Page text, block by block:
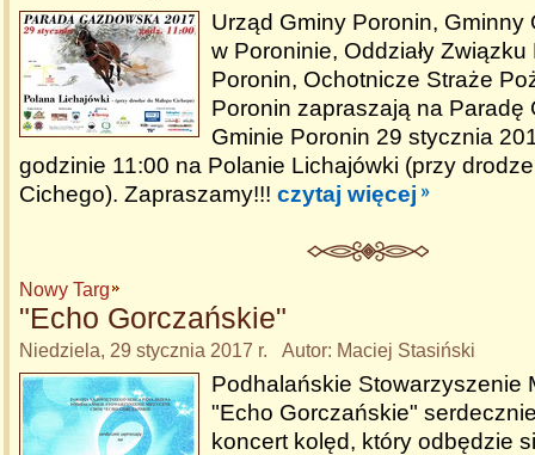
Urząd Gminy Poronin, Gminny
w Poroninie, Oddziały
Poronin, Ochotnicze Straże
Poronin zapraszają na Paradę
Gminie Poronin 29 stycznia
godzinie 11:00 na Polanie Lichajówki (przy drodze
Cichego). Zapraszamy!!! czytaj więcej
Nowy Targ
"Echo Gorczańskie"
Niedziela, 29 stycznia 2017 r. Autor: Maciej Stasiński
Podhalańskie Stowarzyszenie
"Echo Gorczańskie"
koncert kolęd, który odbędzie